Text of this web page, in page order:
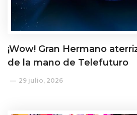
¡Wow! Gran Hermano
de la mano de Telefuturo
29 julio, 2026